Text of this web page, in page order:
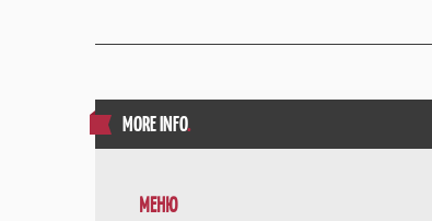
MORE INFO.
МЕНЮ